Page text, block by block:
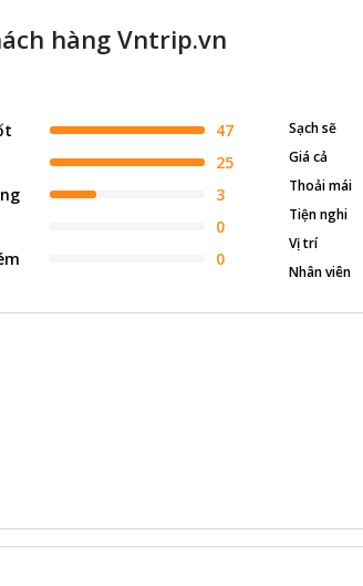
hàng Vntrip.vn
47
25
3
0
0
Sạch sẽ
Giá cả
Thoải mái
Tiện nghi
Vị trí
Nhân viên